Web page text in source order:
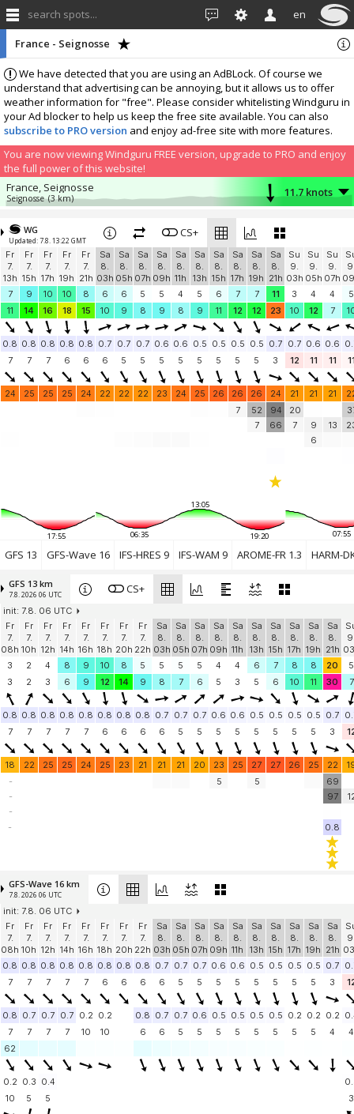
search spots... en
We have detected that you are using an AdBLock. Of course we
understand that advertising can be annoying, but it allows us to offer
weather information for "free". Please consider whitelisting Windguru in
your Ad blocker to help us keep the free site available. You can also
subscribe to PRO version and enjoy ad-free site with more features.
You are now viewing Windguru FREE version, upgrade to PRO and enjoy
the full power of this website!
France - Seignosse
France, Seignosse
Seignosse (3 km) 11.7 knots
Anglet
Cavaliers (23.5 km)
11.1 knots
Socoa - Saint Jean de Luz
Socoa (42 km)
8.4 knots
ADVENTURE COTE BASQUE PARAMOTEUR
Pioupiou 220 (43.5 km)
8.2 knots
Windbird 1715
Windbird 1715 (49 km)
7.6 knots
Windbird 1784
Windbird 1784 (49.1 km) 7 knots
Add your station...
WG
Updated: 7.8. 13:22 GMT
CS+
Fr
7.
13h
Fr
7.
15h
Fr
7.
17h
Fr
7.
19h
Fr
7.
21h
Sa
8.
03h
Sa
8.
05h
Sa
8.
07h
Sa
8.
09h
Sa
8.
11h
Sa
8.
13h
Sa
8.
15h
Sa
8.
17h
Sa
8.
19h
Sa
8.
21h
Su
9.
03h
Su
9.
05h
Su
9.
07h
7
9 10 10 8 6 6 5 5 4 5 6 7 7 11 3 4 4
5
11
14 16 18 15 10 9 8 9 8 9 11 12 12 23 10 12 7
0.8 0.8 0.8 0.8 0.8 0.7 0.7 0.7 0.6 0.6 0.5 0.5 0.5 0.5 0.7 0.7 0.6 0.6
7
7 7 6 6 6 5 5 5 5 5 5 5 5 3 12 11 11
24 25 25 25 24 22 22 22 23 24 25 26 26 26 24 21 21 21
7
52
7
94
66
20
7
9
6
13
17:55
13:05
06:35 19:20 07:55
GFS 13 GFS-Wave 16 IFS-HRES 9 IFS-WAM 9 AROME-FR 1.3 HARM-
GFS 13 km
7.8. 2026 06 UTC CS+
init: 7.8. 06 UTC
Fr
7.
08h
Fr
7.
10h
Fr
7.
12h
Fr
7.
14h
Fr
7.
16h
Fr
7.
18h
Fr
7.
20h
Fr
7.
22h
Sa
8.
03h
Sa
8.
05h
Sa
8.
07h
Sa
8.
09h
Sa
8.
11h
Sa
8.
13h
Sa
8.
15h
Sa
8.
17h
Sa
8.
19h
Sa
8.
21h
3
2 4 8 9 10 8 5 5 5 5 4 4 6 7 8 8 20
5
3
2 3 6 9 12 14 9 8 7 6 5 3 5 6 10 11 30 7
0.8 0.8 0.8 0.8 0.8 0.8 0.8 0.8 0.7 0.7 0.7 0.6 0.6 0.5 0.5 0.5 0.5 0.7
7
7 7 7 7 6 6 6 6 5 5 5 5 5 5 5 5 3
18 22 25 25 24 25 23 21 21 21 20 23 25 27 27 26 25 22
-
-
-
5 5
69
97
- 0.8
GFS-Wave 16 km
7.8. 2026 06 UTC
init: 7.8. 06 UTC
Fr
7.
08h
Fr
7.
10h
Fr
7.
12h
Fr
7.
14h
Fr
7.
16h
Fr
7.
18h
Fr
7.
20h
Fr
7.
22h
Sa
8.
03h
Sa
8.
05h
Sa
8.
07h
Sa
8.
09h
Sa
8.
11h
Sa
8.
13h
Sa
8.
15h
Sa
8.
17h
Sa
8.
19h
Sa
8.
21h
0.8 0.8 0.8 0.8 0.8 0.8 0.8 0.8 0.7 0.7 0.7 0.6 0.6 0.5 0.5 0.5 0.5 0.7
7
7 7 7 7 6 6 6 6 5 5 5 5 5 5 5 5 3
0.8 0.7 0.7 0.7 0.2 0.2 0.8 0.7 0.7 0.6 0.5 0.5 0.5 0.5 0.2 0.2 0.2
7
7 7 7 10 10 6 6 5 5 5 5 5 5 5 5 4
4
62
0.2 0.3 0.4
10
5 5 3